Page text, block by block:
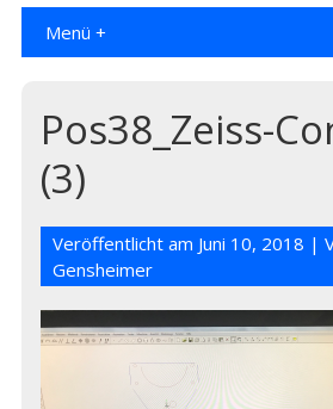
Menü +
Pos38_Zeiss-
(3)
Veröffentlicht am Juni 10, 2018 |
Gensheimer